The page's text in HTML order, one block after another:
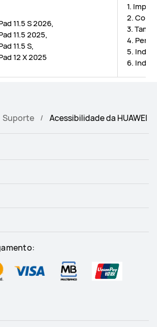
11.5 S 2026,
11.5 2025,
11.5 S,
12 X 2025
1.
2.
3.
4. Perfil
5.
6.
Suporte Acessibilidade da HUAWEI